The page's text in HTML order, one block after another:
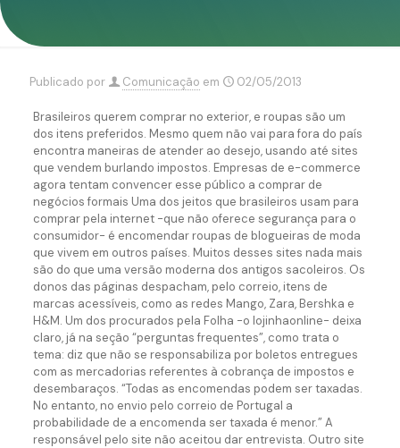
Publicado por Comunicação em 02/05/2013
Brasileiros querem comprar no exterior, e roupas são um
dos itens preferidos. Mesmo quem não vai para fora do país
encontra maneiras de atender ao desejo, usando até sites
que vendem burlando impostos. Empresas de e-commerce
agora tentam convencer esse público a comprar de
negócios formais Uma dos jeitos que brasileiros usam para
comprar pela internet -que não oferece segurança para o
consumidor- é encomendar roupas de blogueiras de moda
que vivem em outros países. Muitos desses sites nada mais
são do que uma versão moderna dos antigos sacoleiros. Os
donos das páginas despacham, pelo correio, itens de
marcas acessíveis, como as redes Mango, Zara, Bershka e
H&M. Um dos procurados pela Folha -o lojinhaonline- deixa
claro, já na seção “perguntas frequentes”, como trata o
tema: diz que não se responsabiliza por boletos entregues
com as mercadorias referentes à cobrança de impostos e
desembaraços. “Todas as encomendas podem ser taxadas.
No entanto, no envio pelo correio de Portugal a
probabilidade de a encomenda ser taxada é menor.” A
responsável pelo site não aceitou dar entrevista. Outro site